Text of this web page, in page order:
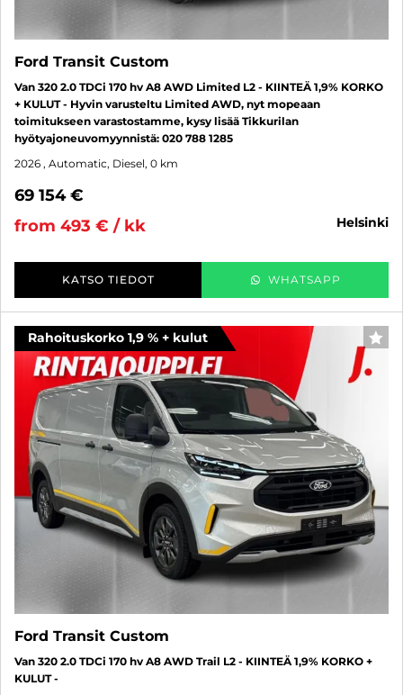
Ford Transit Custom
Van 320 2.0 TDCi 170 hv A8 AWD Limited L2 - KIINTEÄ 1,9% KORKO
+ KULUT - Hyvin varusteltu Limited AWD, nyt mopeaan
toimitukseen varastostamme, kysy lisää Tikkurilan
hyötyajoneuvomyynnistä: 020 788 1285
2026 , Automatic, Diesel, 0 km
69 154 €
from 493 € / kk
helsinki
KATSO TIEDOT WHATSAPP
Rahoituskorko 1,9 % + kulut
Ford Transit Custom
Van 320 2.0 TDCi 170 hv A8 AWD Trail L2 - KIINTEÄ 1,9% KORKO +
KULUT -